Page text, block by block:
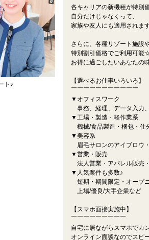
ト♪
各キャリアの新機種が特別
自分だけじゃなくって、
家族や友人にも適用されま
さらに、各種リゾート施設
特別割引価格でご利用可
お得に過ごしたいあなたの
【選べるお仕事いろいろ】
￣￣￣￣￣￣￣￣￣￣￣
▼オフィスワーク
事務、経理、データ入力
▼工場・製造・軽作業系
機械/食品製造・梱包・仕
▼美容系
眉毛サロンのアイブロウ
▼営業・販売
法人営業・アパレル販売
▼人気案件も多数♪
短期・期間限定・オープ
上場/優良/大手企業など
【スマホ面接実施中】
￣￣￣￣￣￣￣￣￣
自宅に居ながらスマホでカ
オンライン面談なのでスピ